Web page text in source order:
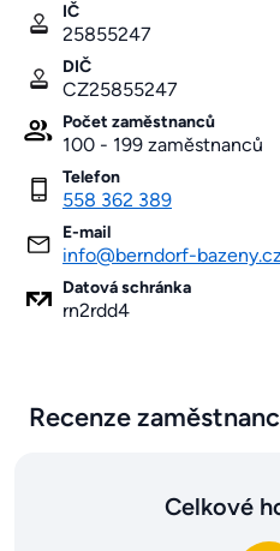
IČ
25855247
DIČ
CZ25855247
Počet zaměstnanců
100 - 199 zaměstnanců
Telefon
558 362 389
E-mail
info@berndorf-
Datová schránka
rn2rdd4
Recenze
Celkové